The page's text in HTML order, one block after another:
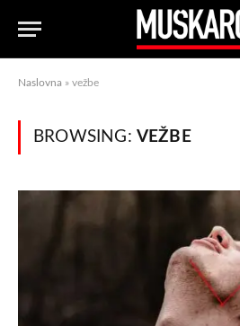
Naslovna » vežbe
BROWSING: VEŽBE